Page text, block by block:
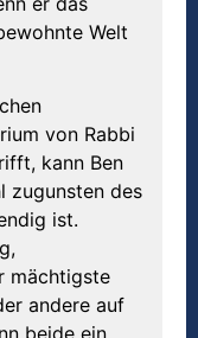
Welt
von Rabbi
kann Ben
zugunsten des
ist.
mächtigste
andere auf